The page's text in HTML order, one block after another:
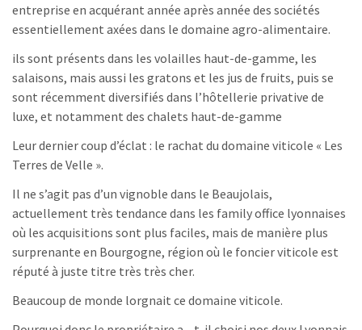
entreprise en acquérant année après année des sociétés
essentiellement axées dans le domaine agro-alimentaire.
ils sont présents dans les volailles haut-de-gamme, les
salaisons, mais aussi les gratons et les jus de fruits, puis se
sont récemment diversifiés dans l’hôtellerie privative de
luxe, et notamment des chalets haut-de-gamme
Leur dernier coup d’éclat : le rachat du domaine viticole « Les
Terres de Velle ».
Il ne s’agit pas d’un vignoble dans le Beaujolais,
actuellement très tendance dans les family office lyonnaises
où les acquisitions sont plus faciles, mais de manière plus
surprenante en Bourgogne, région où le foncier viticole est
réputé à juste titre très très cher.
Beaucoup de monde lorgnait ce domaine viticole.